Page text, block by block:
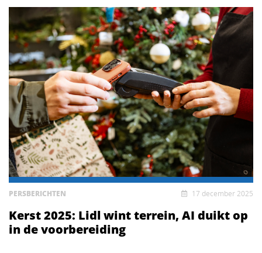
PERSBERICHTEN 17 december 2025
Kerst 2025: Lidl wint terrein, AI duikt op
in de voorbereiding